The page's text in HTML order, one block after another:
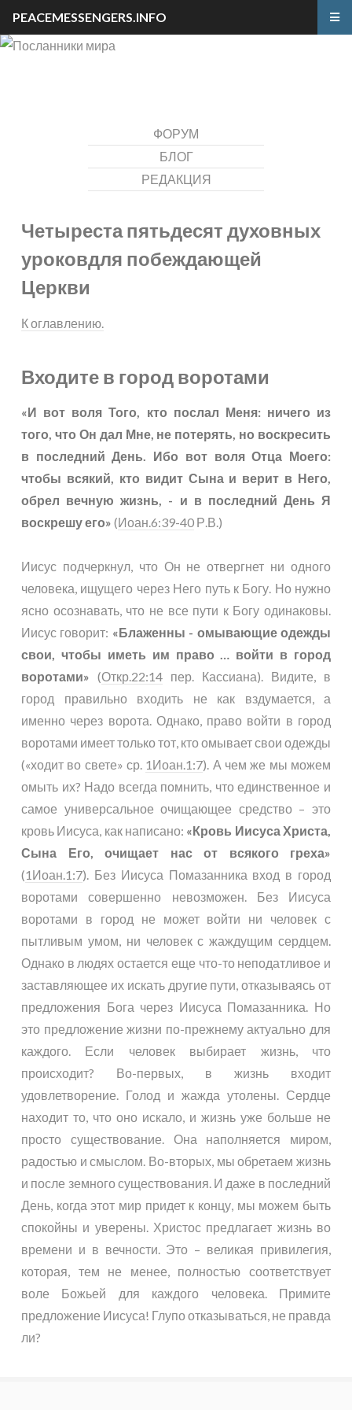
ФОРУМ
БЛОГ
РЕДАКЦИЯ
Четыреста пятьдесят духовных
уроковдля побеждающей
Церкви
К оглавлению.
Входите в город воротами
«И вот воля Того, кто послал Меня: ничего из
того, что Он дал Мне, не потерять, но воскресить
в последний День. Ибо вот воля Отца Моего:
чтобы всякий, кто видит Сына и верит в Него,
обрел вечную жизнь, - и в последний День Я
воскрешу его» (Иоан.6:39-40 Р.В.)
Иисус подчеркнул, что Он не отвергнет ни одного
человека, ищущего через Него путь к Богу. Но нужно
ясно осознавать, что не все пути к Богу одинаковы.
Иисус говорит: «Блаженны - омывающие одежды
свои, чтобы иметь им право … войти в город
воротами» (Откр.22:14 пер. Кассиана). Видите, в
город правильно входить не как вздумается, а
именно через ворота. Однако, право войти в город
воротами имеет только тот, кто омывает свои одежды
(«ходит во свете» ср. 1Иоан.1:7). А чем же мы можем
омыть их? Надо всегда помнить, что единственное и
самое универсальное очищающее средство – это
кровь Иисуса, как написано: «Кровь Иисуса Христа,
Сына Его, очищает нас от всякого греха»
(1Иоан.1:7). Без Иисуса Помазанника вход в город
воротами совершенно невозможен. Без Иисуса
воротами в город не может войти ни человек с
пытливым умом, ни человек с жаждущим сердцем.
Однако в людях остается еще что-то неподатливое и
заставляющее их искать другие пути, отказываясь от
предложения Бога через Иисуса Помазанника. Но
это предложение жизни по-прежнему актуально для
каждого. Если человек выбирает жизнь, что
происходит? Во-первых, в жизнь входит
удовлетворение. Голод и жажда утолены. Сердце
находит то, что оно искало, и жизнь уже больше не
просто существование. Она наполняется миром,
радостью и смыслом. Во-вторых, мы обретаем жизнь
и после земного существования. И даже в последний
День, когда этот мир придет к концу, мы можем быть
спокойны и уверены. Христос предлагает жизнь во
времени и в вечности. Это – великая привилегия,
которая, тем не менее, полностью соответствует
воле Божьей для каждого человека. Примите
предложение Иисуса! Глупо отказываться, не правда
ли?
PEACEMESSENGERS.INFO